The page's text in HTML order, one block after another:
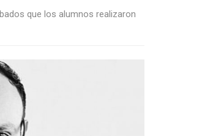
que los alumnos realizaron